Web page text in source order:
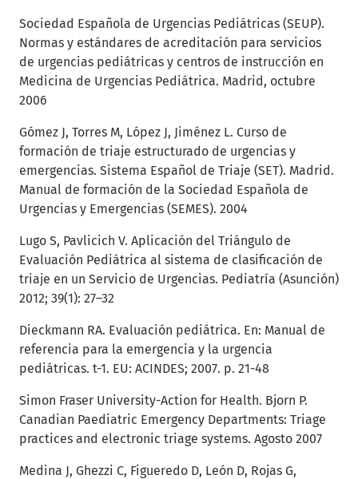
Sociedad Española de Urgencias Pediátricas (SEUP).
Normas y estándares de acreditación para servicios
de urgencias pediátricas y centros de instrucción en
Medicina de Urgencias Pediátrica. Madrid, octubre
2006
Gómez J, Torres M, López J, Jiménez L. Curso de
formación de triaje estructurado de urgencias y
emergencias. Sistema Español de Triaje (SET). Madrid.
Manual de formación de la Sociedad Española de
Urgencias y Emergencias (SEMES). 2004
Lugo S, Pavlicich V. Aplicación del Triángulo de
Evaluación Pediátrica al sistema de clasificación de
triaje en un Servicio de Urgencias. Pediatría (Asunción)
2012; 39(1): 27–32
Dieckmann RA. Evaluación pediátrica. En: Manual de
referencia para la emergencia y la urgencia
pediátricas. t-1. EU: ACINDES; 2007. p. 21-48
Simon Fraser University-Action for Health. Bjorn P.
Canadian Paediatric Emergency Departments: Triage
practices and electronic triage systems. Agosto 2007
Medina J, Ghezzi C, Figueredo D, León D, Rojas G,